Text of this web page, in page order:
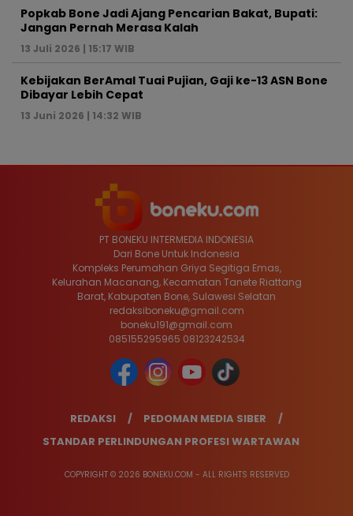
Popkab Bone Jadi Ajang Pencarian Bakat, Bupati:
Jangan Pernah Merasa Kalah
13 Juli 2026 | 15:17 WIB
Kebijakan BerAmal Tuai Pujian, Gaji ke-13 ASN Bone
Dibayar Lebih Cepat
13 Juni 2026 | 14:32 WIB
PT BONEKU INTERMEDIA INDONESIA
Dari Bone Untuk Indonesia
Kompleks Perumahan Griya Segitiga Emas,
Kelurahan Macanang, Kecamatan Tanete Riattang
Barat, Kabupaten Bone, Sulawesi Selatan
redaksiboneku@gmail.com
boneku191@gmail.com
085155295965 08123242534
REDAKSI
PEDOMAN MEDIA SIBER
STANDAR PERLINDUNGAN PROFESI WARTAWAN
COPYRIGHT © 2026 BONEKU.COM - ALL RIGHTS RESERVED